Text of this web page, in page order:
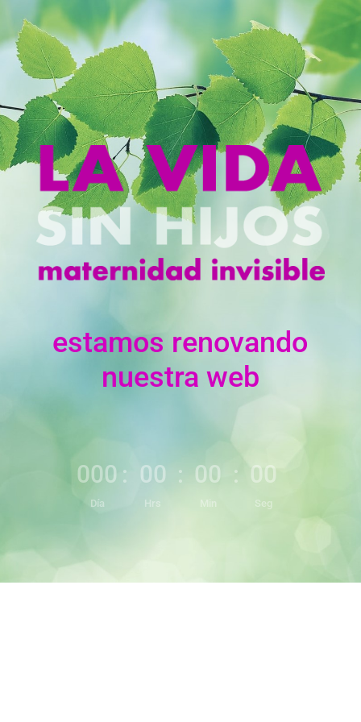
estamos renovando
nuestra web
000
Día
: 00
Hrs
: 00 : 00
Seg